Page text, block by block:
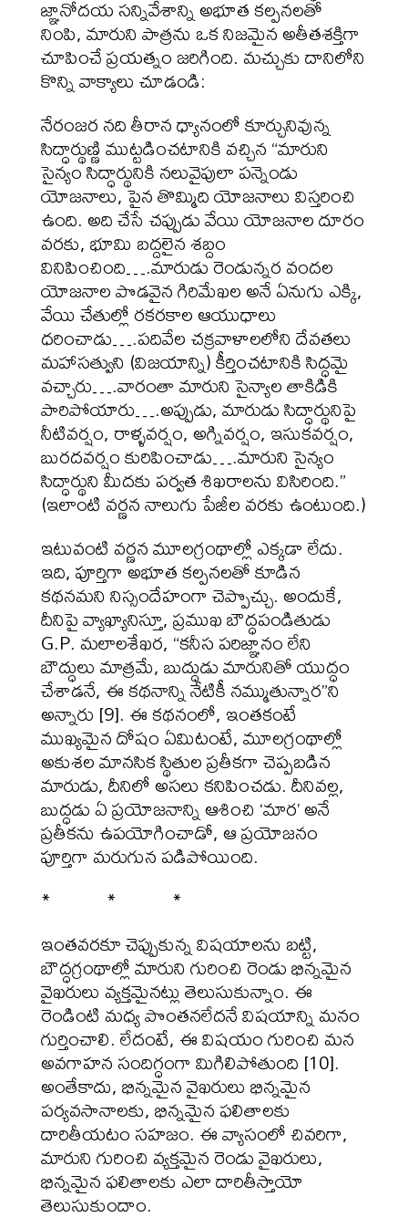
జ్ఞానోదయ సన్నివేశాన్ని అభూత కల్పనలతో
నింపి, మారుని పాత్రను ఒక నిజమైన అతీతశక్తిగా
చూపించే ప్రయత్నం జరిగింది. మచ్చుకు దానిలోని
కొన్ని వాక్యాలు చూడండి:
నేరంజర నది తీరాన ధ్యానంలో కూర్చునివున్న
సిద్ధార్థుణ్ణి ముట్టడించటానికి వచ్చిన “మారుని
సైన్యం సిద్ధార్థునికి నలువైపులా పన్నెండు
యోజనాలు, పైన తొమ్మిది యోజనాలు విస్తరించి
ఉంది. అది చేసే చప్పుడు వేయి యోజనాల దూరం
వరకు, భూమి బద్దలైన శబ్దం
వినిపించింది….మారుడు రెండున్నర వందల
యోజనాల పొడవైన గిరిమేఖల అనే ఏనుగు ఎక్కి,
వేయి చేతుల్లో రకరకాల ఆయుధాలు
ధరించాడు….పదివేల చక్రవాళాలలోని దేవతలు
మహాసత్వుని (విజయాన్ని) కీర్తించటానికి సిద్ధమై
వచ్చారు….వారంతా మారుని సైన్యాల తాకిడికి
పారిపోయారు….అప్పుడు, మారుడు సిద్ధార్థునిపై
నీటివర్షం, రాళ్ళవర్షం, అగ్నివర్షం, ఇసుకవర్షం,
బురదవర్షం కురిపించాడు….మారుని సైన్యం
సిద్ధార్థుని మీదకు పర్వత శిఖరాలను విసిరింది.”
(ఇలాంటి వర్ణన నాలుగు పేజీల వరకు ఉంటుంది.)
ఇటువంటి వర్ణన మూలగ్రంథాల్లో ఎక్కడా లేదు.
ఇది, పూర్తిగా అభూత కల్పనలతో కూడిన
కథనమని నిస్సందేహంగా చెప్పొచ్చు. అందుకే,
దీనిపై వ్యాఖ్యానిస్తూ, ప్రముఖ బౌద్ధపండితుడు
G.P. మలాలశేఖర, “కనీస పరిజ్ఞానం లేని
బౌద్ధులు మాత్రమే, బుద్ధుడు మారునితో యుద్ధం
చేశాడనే, ఈ కథనాన్ని నేటికీ నమ్ముతున్నార”ని
అన్నారు [9]. ఈ కథనంలో, ఇంతకంటే
ముఖ్యమైన దోషం ఏమిటంటే, మూలగ్రంథాల్లో
అకుశల మానసిక స్థితుల ప్రతీకగా చెప్పబడిన
మారుడు, దీనిలో అసలు కనిపించడు. దీనివల్ల,
బుద్ధడు ఏ ప్రయోజనాన్ని ఆశించి ‘మార’ అనే
ప్రతీకను ఉపయోగించాడో, ఆ ప్రయోజనం
పూర్తిగా మరుగున పడిపోయింది.
* * *
ఇంతవరకూ చెప్పుకున్న విషయాలను బట్టి,
బౌద్ధగ్రంథాల్లో మారుని గురించి రెండు భిన్నమైన
వైఖరులు వ్యక్తమైనట్లు తెలుసుకున్నాం. ఈ
రెండింటి మధ్య పొంతనలేదనే విషయాన్ని మనం
గుర్తించాలి. లేదంటే, ఈ విషయం గురించి మన
అవగాహన సందిగ్ధంగా మిగిలిపోతుంది [10].
అంతేకాదు, భిన్నమైన వైఖరులు భిన్నమైన
పర్యవసానాలకు, భిన్నమైన ఫలితాలకు
దారితీయటం సహజం. ఈ వ్యాసంలో చివరిగా,
మారుని గురించి వ్యక్తమైన రెండు వైఖరులు,
భిన్నమైన ఫలితాలకు ఎలా దారితీస్తాయో
తెలుసుకుందాం.